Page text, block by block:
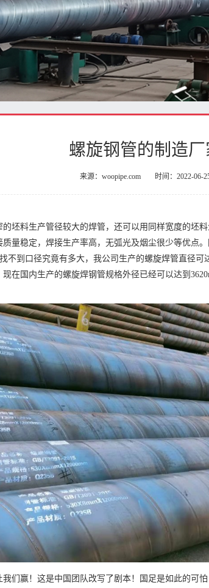
螺旋钢管的制造厂
来源：woopipe.com 时间：2022-06-
坯料生产管径较大的焊管，还可以用同样宽度的坯
量稳定，焊接生产率高，无弧光及烟尘很少等优点
不到口径究竟有多大，我公司生产的螺旋焊管直径可
在国内生产的螺旋焊钢管规格外径已经可以达到
们赢！这是中国团队改写了剧本！国足是如此的可